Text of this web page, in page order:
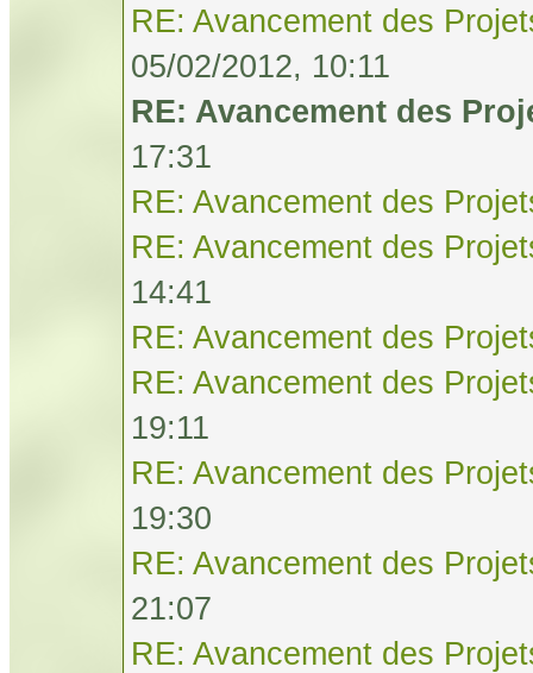
RE: Avancement des
05/02/2012, 10:11
RE: Avancement des
17:31
RE: Avancement des
RE: Avancement des
14:41
RE: Avancement des
RE: Avancement des
19:11
RE: Avancement des
19:30
RE: Avancement des
21:07
RE: Avancement des